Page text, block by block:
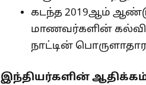
கடந்த 2019ஆம்
மாணவர்களின்
நாட்டின்
இந்தியர்களின்